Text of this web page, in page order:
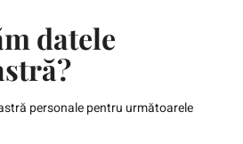
datele
personale pentru următoarele